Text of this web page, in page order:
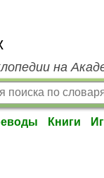
на
Книги